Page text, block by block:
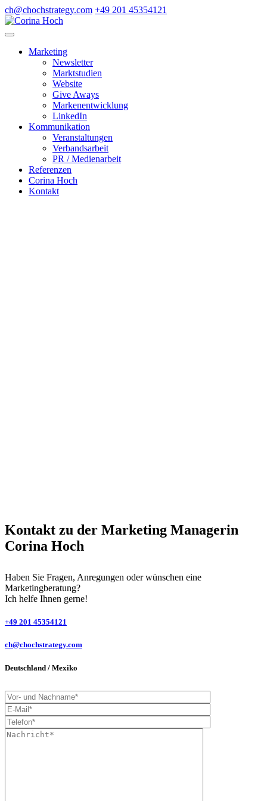
Skip
to
content
ch@chochstrategy.com +49 201 45354121
Marketing
Newsletter
Marktstudien
Website
Give Aways
Markenentwicklung
LinkedIn
Kommunikation
Veranstaltungen
Verbandsarbeit
PR / Medienarbeit
Referenzen
Corina Hoch
Kontakt
Kontakt zu der Marketing Managerin
Corina Hoch
Haben Sie Fragen, Anregungen oder wünschen eine
Marketingberatung?
Ich helfe Ihnen gerne!
+49 201 45354121
ch@chochstrategy.com
Deutschland / Mexiko